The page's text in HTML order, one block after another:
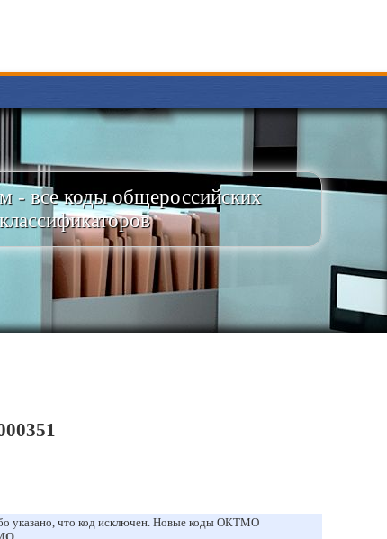
- все коды общероссийских
классификаторов
указано, что код исключен. Новые коды ОКТМО